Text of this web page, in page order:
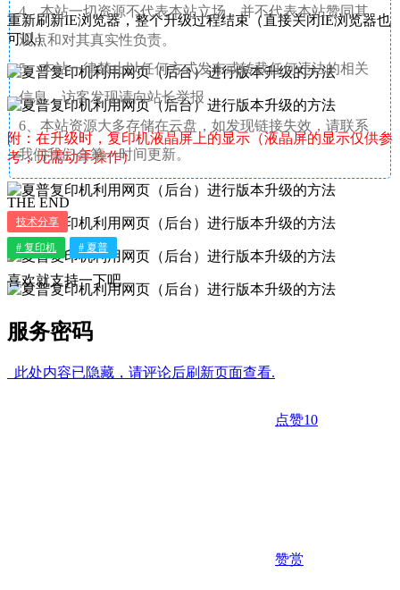
重新刷新IE浏览器，整个升级过程结束（直接关闭IE浏览器也
可以）
附：在升级时，复印机液晶屏上的显示（液晶屏的显示仅供参
考，无需动手操作）
服务密码
此处内容已隐藏，请评论后刷新页面查看.
4、本站一切资源不代表本站立场，并不代表本站赞同其
观点和对其真实性负责。
5、本站一律禁止以任何方式发布或转载任何违法的相关
信息，访客发现请向站长举报
6、本站资源大多存储在云盘，如发现链接失效，请联系
我们我们会第一时间更新。
THE END
技术分享
# 复印机 # 夏普
喜欢就支持一下吧
点赞10
赞赏